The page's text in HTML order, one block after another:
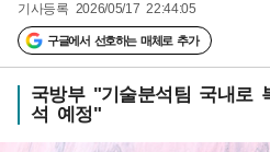
기사등록 2026/05/17 22:44:05
구글에서 선호하는 매체로 추가
국방부 "기술분석팀 국내로
석 예정"